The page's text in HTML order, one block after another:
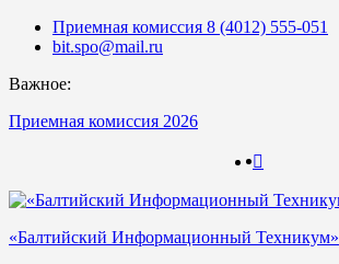
Skip
Приемная комиссия 8 (4012) 555-051
bit.spo@mail.ru
Важное:
Приемная комиссия 2026
«Балтийский Информационный Техникум»